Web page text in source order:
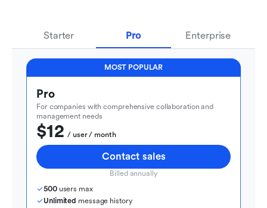
Starter Pro Enterprise
MOST POPULAR
Pro
For companies with comprehensive collaboration and
management needs
$12
  / user / month
Contact sales
Billed annually
500 users max
Unlimited message history